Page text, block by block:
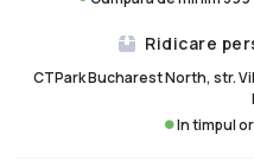
Ridicare
CTPark Bucharest North, str.
In timpul